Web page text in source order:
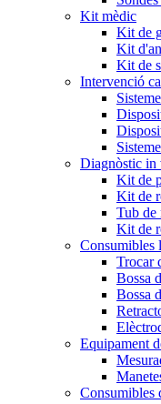
Kit mèdic
Kit de
Kit
Kit de
Intervenció
Diagnòstic in
Kit de
Kit de
Tub de
Kit de
Consumibles
Trocar
Bossa
Bossa
Equipament
Consumibles